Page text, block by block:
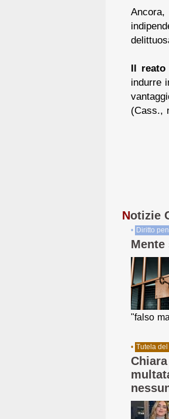
Il reato
indurre
(Cass.,
Notizie
• Diritto
"falso
• Tutela